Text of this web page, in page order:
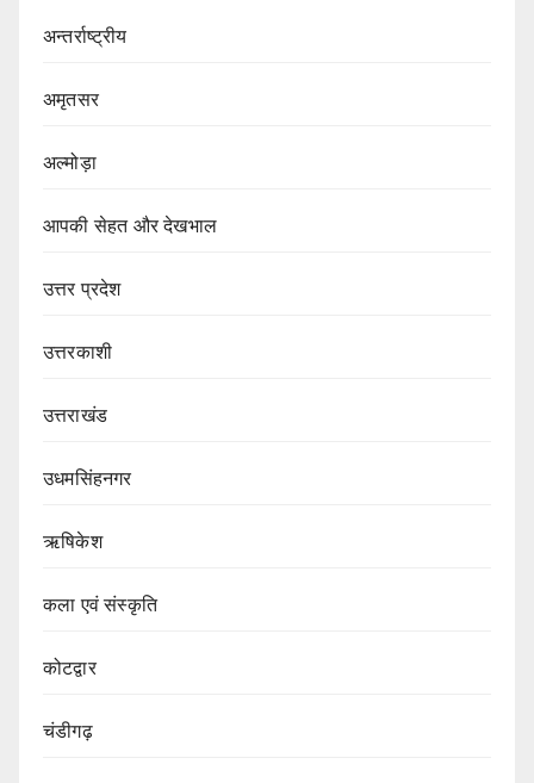
अन्तर्राष्ट्रीय
अमृतसर
अल्मोड़ा
आपकी सेहत और देखभाल
उत्तर प्रदेश
उत्तरकाशी
उत्तराखंड
उधमसिंहनगर
ऋषिकेश
कला एवं संस्कृति
कोटद्वार
चंडीगढ़